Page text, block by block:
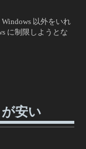
以外をいれ
に制限しようとな
安い